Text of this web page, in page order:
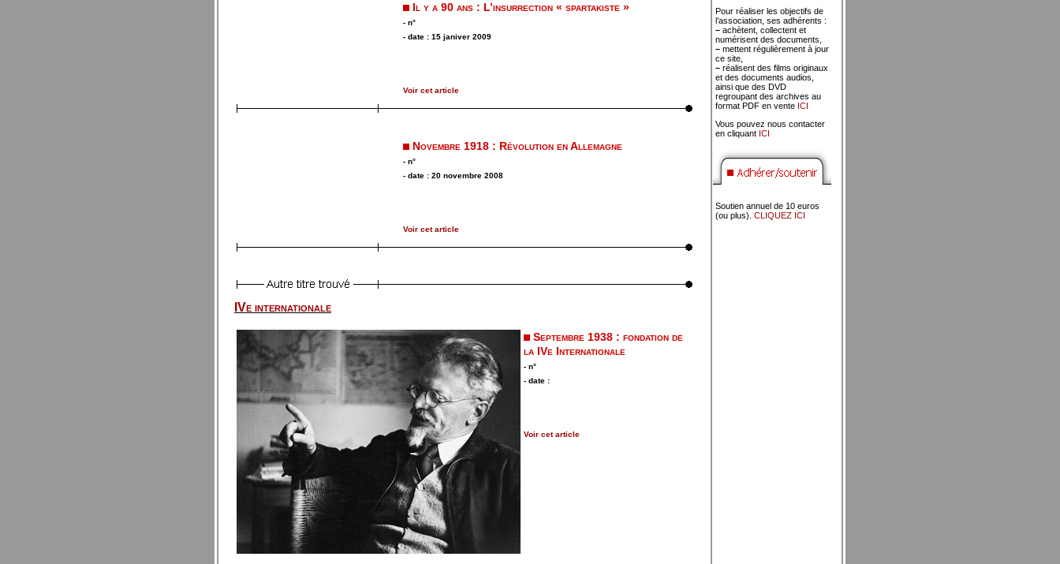
Il y a 90 ans : L’insurrection « spartakiste »
- n°
- date : 15 janiver 2009
Voir cet article
Novembre 1918 : Révolution en Allemagne
- n°
- date : 20 novembre 2008
Voir cet article
IVe internationale
Septembre 1938 : fondation de
la IVe Internationale
- n°
- date :
Voir cet article
Pour réaliser les objectifs de
l’association, ses adhérents :
– achètent, collectent et
numérisent des documents,
– mettent régulièrement à jour
ce site,
– réalisent des films originaux
et des documents audios,
ainsi que des DVD
regroupant des archives au
format PDF en vente ICI
Vous pouvez nous contacter
en cliquant ICI
Soutien annuel de 10 euros
(ou plus). CLIQUEZ ICI